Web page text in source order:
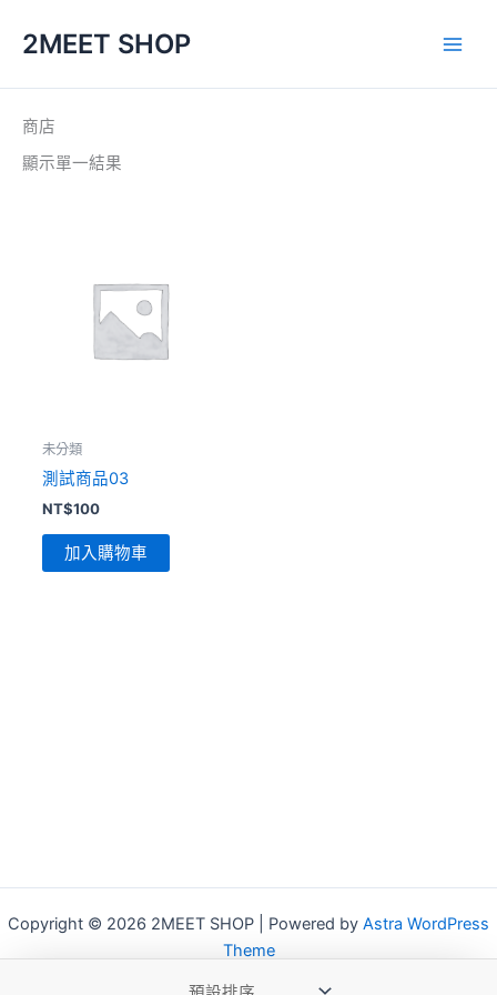
要
2MEET SHOP
商店
顯示單一結果
未分類
測試商品03
NT$100
加入購物車
Copyright © 2026 2MEET SHOP | Powered by Astra WordPress
Theme